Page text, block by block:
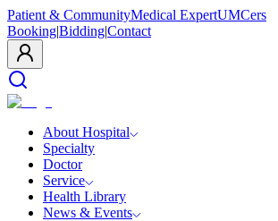
Patient & CommunityMedical ExpertUMCers
Booking|Bidding|Contact
About Hospital
Specialty
Doctor
Service
Health Library
News & Events